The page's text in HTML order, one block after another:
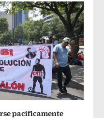
pacíficamente